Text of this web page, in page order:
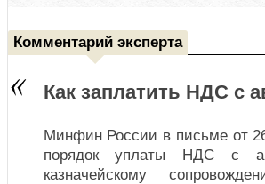
Комментарий эксперта
Как заплатить НДС с
Минфин России в письме от
порядок уплаты НДС с
казначейскому